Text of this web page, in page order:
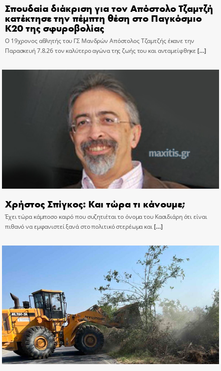
Σπουδαία διάκριση για τον Απόστολο Τζαμτζή
κατέκτησε την πέμπτη θέση στο Παγκόσμιο
Κ20 της σφυροβολίας
Ο 19χρονος αθλητής του ΓΣ Μανδρών Απόστολος Τζαμτζής έκανε την
Παρασκευή 7.8.26 τον καλύτερο αγώνα της ζωής του και ανταμείφθηκε[…]
Χρήστος Σπίγκος: Και τώρα τι κάνουμε;
Έχει τώρα κάμποσο καιρό που συζητιέται το όνομα του Κασιδιάρη ότι είναι
πιθανό να εμφανιστεί ξανά στο πολιτικό στερέωμα και[…]